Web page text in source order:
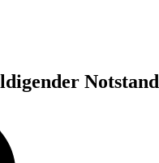
Notstand